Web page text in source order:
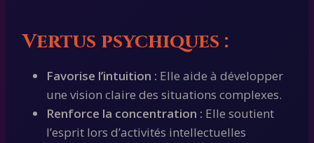
Vertus psychiques :
Favorise l’intuition : Elle aide à développer
une vision claire des situations complexes.
Renforce la concentration : Elle soutient
l’esprit lors d’activités intellectuelles